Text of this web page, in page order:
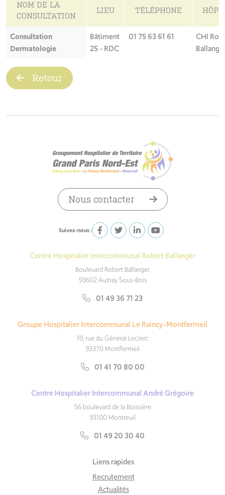
NOM DE LA
CONSULTATION
LIEU TÉLÉPHONE
Consultation
Dermatologie
Bâtiment
25 - RDC
01 75 63 61 61
CHI
Retour
Suivez-nous :
Nous contacter
Centre Hospitalier Intercommunal Robert Ballanger
Boulevard Robert Ballanger
93602 Aulnay Sous-Bois
01 49 36 71 23
Groupe Hospitalier Intercommunal Le Raincy-Montfermeil
10, rue du Général Leclerc
93370 Montfermeil
01 41 70 80 00
Centre Hospitalier Intercommunal André Grégoire
56 boulevard de la Boissière
93100 Montreuil
01 49 20 30 40
Liens rapides
Recrutement
Actualités